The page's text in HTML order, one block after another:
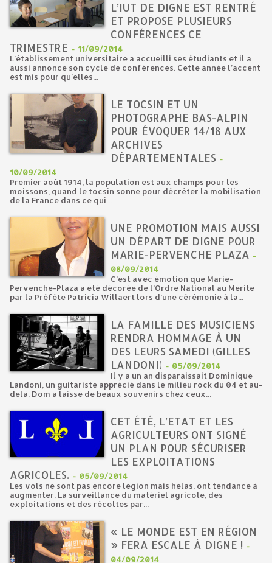
L’IUT DE DIGNE EST RENTRÉ
ET PROPOSE PLUSIEURS
CONFÉRENCES CE
TRIMESTRE - 11/09/2014
L’établissement universitaire a accueilli ses étudiants et il a
aussi annoncé son cycle de conférences. Cette année l’accent
est mis pour qu’elles...
LE TOCSIN ET UN
PHOTOGRAPHE BAS-ALPIN
POUR ÉVOQUER 14/18 AUX
ARCHIVES
DÉPARTEMENTALES -
10/09/2014
Premier août 1914, la population est aux champs pour les
moissons, quand le tocsin sonne pour décréter la mobilisation
de la France dans ce qui...
UNE PROMOTION MAIS AUSSI
UN DÉPART DE DIGNE POUR
MARIE-PERVENCHE PLAZA -
08/09/2014
C’est avec émotion que Marie-
Pervenche-Plaza a été décorée de l’Ordre National au Mérite
par la Préfète Patricia Willaert lors d’une cérémonie à la...
LA FAMILLE DES MUSICIENS
RENDRA HOMMAGE À UN
DES LEURS SAMEDI (GILLES
LANDONI) - 05/09/2014
Il y a un an disparaissait Dominique
Landoni, un guitariste apprécié dans le milieu rock du 04 et au-
delà. Dom a laissé de beaux souvenirs chez ceux...
CET ÉTÉ, L’ETAT ET LES
AGRICULTEURS ONT SIGNÉ
UN PLAN POUR SÉCURISER
LES EXPLOITATIONS
AGRICOLES. - 05/09/2014
Les vols ne sont pas encore légion mais hélas, ont tendance à
augmenter. La surveillance du matériel agricole, des
exploitations et des récoltes par...
« LE MONDE EST EN RÉGION
» FERA ESCALE À DIGNE ! -
04/09/2014